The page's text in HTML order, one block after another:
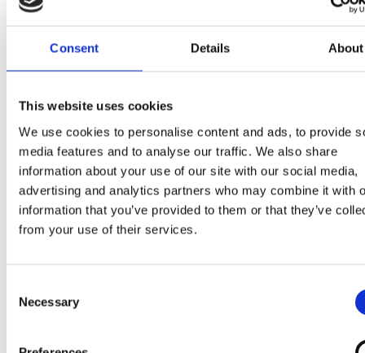
Consent Details About
This website uses cookies
We use cookies to personalise content and ads, to provide
media features and to analyse our traffic. We also share
information about your use of our site with our social media,
advertising and analytics partners who may combine it with
information that you’ve provided to them or that they’ve
from your use of their services.
Selection
Necessary
, sirop de glucose,
de glucose, eau), poudre delait écrémé, émulsifiant
(mono et diglycérides d’acides gras*), stabilisants
naturel.
Peut contenir : noisettes, noix, pistaches, noix de
macadamia, noix de pécan, arachides, œuf, gluten.
jamais recongeler un produit décongelé